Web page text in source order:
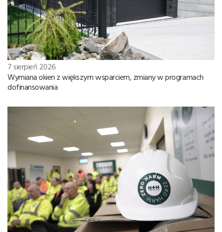
7 sierpień 2026
Wymiana okien z większym wsparciem, zmiany w programach
dofinansowania